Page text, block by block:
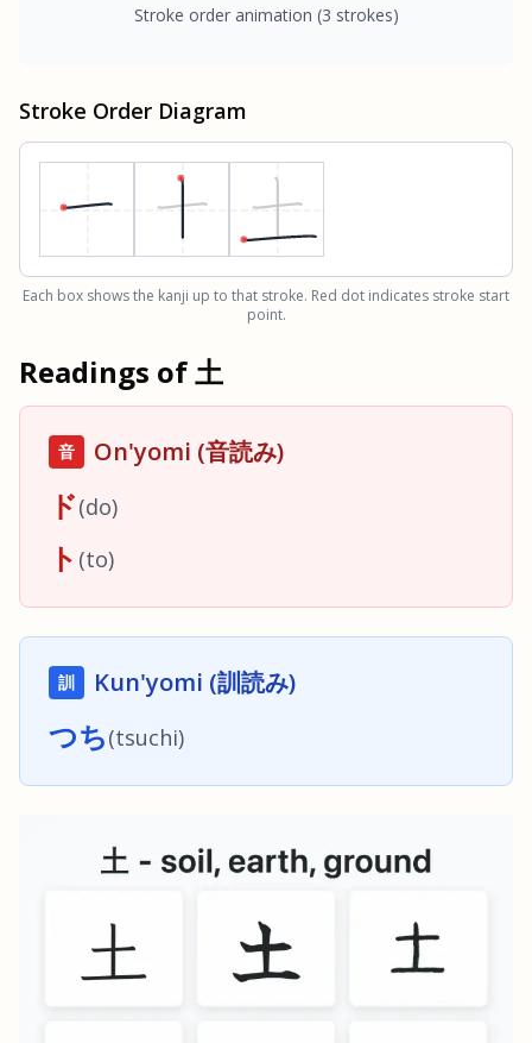
Stroke order animation (3 strokes)
Stroke Order Diagram
Each box shows the kanji up to that stroke. Red dot indicates stroke start
point.
Readings of土
音 On'yomi (音読み)
ド(do)
ト (to)
訓 Kun'yomi (訓読み)
つち(tsuchi)